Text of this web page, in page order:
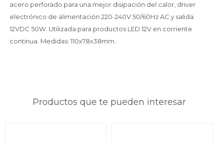
acero perforado para una mejor disipación del calor, driver
electrónico de alimentación 220-240V 50/60Hz AC y salida
12VDC 50W. Utilizada para productos LED 12V en corriente
continua. Medidas: 110x78x38mm.
Productos que te pueden interesar